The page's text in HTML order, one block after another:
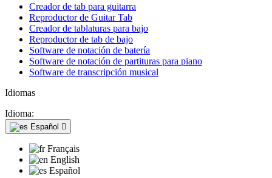
Creador de tab para guitarra
Reproductor de Guitar Tab
Creador de tablaturas para bajo
Reproductor de tab de bajo
Software de notación de batería
Software de notación de partituras para piano
Software de transcripción musical
Idiomas
Idioma:
Español 
Français
English
Español